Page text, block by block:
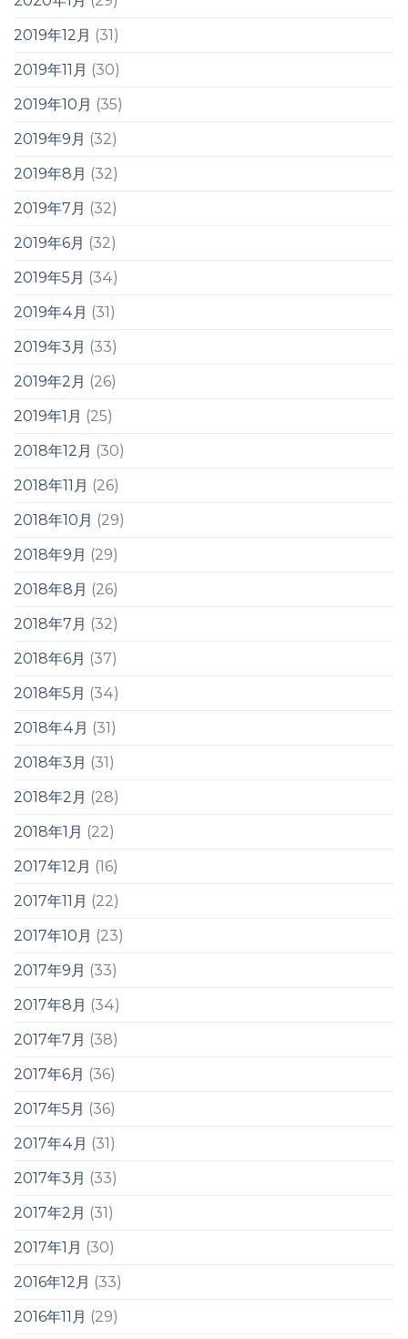
2019年12月 (31)
2019年11月 (30)
2019年10月 (35)
2019年9月 (32)
2019年8月 (32)
2019年7月 (32)
2019年6月 (32)
2019年5月 (34)
2019年4月 (31)
2019年3月 (33)
2019年2月 (26)
2019年1月 (25)
2018年12月 (30)
2018年11月 (26)
2018年10月 (29)
2018年9月 (29)
2018年8月 (26)
2018年7月 (32)
2018年6月 (37)
2018年5月 (34)
2018年4月 (31)
2018年3月 (31)
2018年2月 (28)
2018年1月 (22)
2017年12月 (16)
2017年11月 (22)
2017年10月 (23)
2017年9月 (33)
2017年8月 (34)
2017年7月 (38)
2017年6月 (36)
2017年5月 (36)
2017年4月 (31)
2017年3月 (33)
2017年2月 (31)
2017年1月 (30)
2016年12月 (33)
2016年11月 (29)